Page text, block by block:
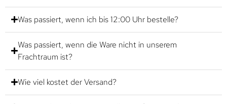
Was passiert, wenn ich bis 12:00 Uhr bestelle?
Was passiert, wenn die Ware nicht in unserem
Frachtraum ist?
Wie viel kostet der Versand?